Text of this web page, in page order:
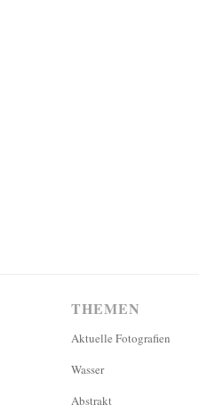
THEMEN
Aktuelle Fotografien
Wasser
Abstrakt